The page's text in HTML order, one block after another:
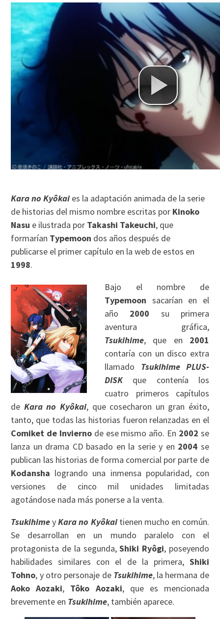
Kara no Kyôkaies la adaptación animada de la serie
de historias del mismo nombre escritas por Kinoko
Nasu e ilustrada por Takashi Takeuchi, que
formarían Typemoon dos años después de
publicarse el primer capítulo en la web de estos en
1998.
Bajo el nombre de
Typemoon sacarían en el
año 2000 su primera
aventura gráfica,
Tsukihime, que en 2001
contaría con un disco extra
llamado Tsukihime PLUS-
DISKque contenía los
cuatro primeros capítulos
de Kara no Kyôkai, que cosecharon un gran éxito,
tanto, que todas las historias fueron relanzadas en el
Comiket de Invierno de ese mismo año. En 2002 se
lanza un drama CD basado en la serie y en 2004 se
publican las historias de forma comercial por parte de
Kodansha logrando una inmensa popularidad, con
versiones de cinco mil unidades limitadas
agotándose nada más ponerse a la venta.
TsukihimeyKara no Kyôkaitienen mucho en común.
Se desarrollan en un mundo paralelo con el
protagonista de la segunda,Shiki Ryôgi, poseyendo
habilidades similares con el de la primera, Shiki
Tohno, y otro personaje de Tsukihime, la hermana de
Aoko Aozaki, Tôko Aozaki, que es mencionada
brevemente en Tsukihime, también aparece.